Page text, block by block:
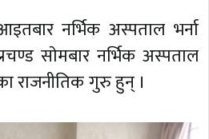
नर्भिक अस्पताल भर्ना
साेमबार नर्भिक अस्पताल
राजनीतिक गुरु हुन् ।